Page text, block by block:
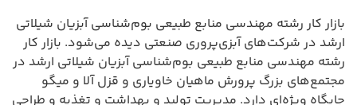
بازار کار رشته مهندسی منابع طبیعی بوم‌شناسی آبزیان شیلاتی
ارشد در شرکت‌های آبزی‌پروری صنعتی دیده می‌شود. بازار کار
رشته مهندسی منابع طبیعی بوم‌شناسی آبزیان شیلاتی ارشد در
مجتمع‌های بزرگ پرورش ماهیان خاویاری و قزل آلا و میگو
جایگاه ویژه‌ای دارد. مدیریت تولید و بهداشت و تغذیه و طراحی